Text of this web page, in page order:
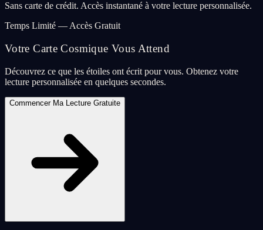
Sans carte de crédit. Accès instantané à votre lecture personnalisée.
Temps Limité — Accès Gratuit
Votre Carte Cosmique Vous Attend
Découvrez ce que les étoiles ont écrit pour vous. Obtenez votre
lecture personnalisée en quelques secondes.
Commencer Ma Lecture Gratuite